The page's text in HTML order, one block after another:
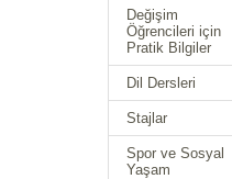
Değişim
Öğrencileri için
Pratik Bilgiler
Dil Dersleri
Stajlar
Spor ve Sosyal
Yaşam